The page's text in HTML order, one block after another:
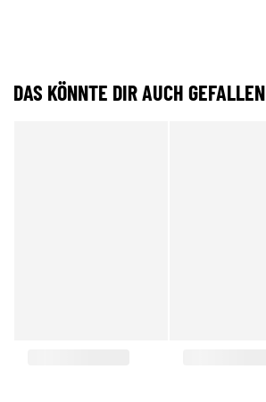
DAS KÖNNTE DIR AUCH GEFALLEN